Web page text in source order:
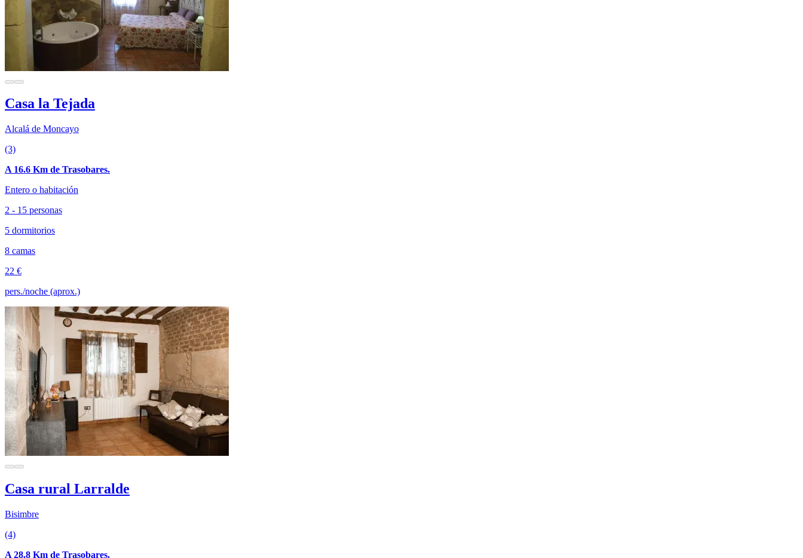
Casa la Tejada
Alcalá de Moncayo
(3)
A 16.6 Km de Trasobares.
Entero o habitación
2 - 15 personas
5 dormitorios
8 camas
22 €
pers./noche (aprox.)
Casa rural Larralde
Bisimbre
(4)
A 28.8 Km de Trasobares.